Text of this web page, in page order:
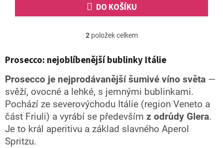
DO KOŠÍKU
O
l
d
a
c
í
p
r
v
2položek celkem
Prosecco: nejoblíbenější bublinky Itálie
Prosecco je nejprodávanější šumivé víno světa —
svěží, ovocné a lehké, s jemnými bublinkami.
Pochází ze severovýchodu Itálie (region Veneto a
část Friuli) a vyrábí se především z odrůdy Glera.
Je to král aperitivu a základ slavného Aperol
Spritzu.